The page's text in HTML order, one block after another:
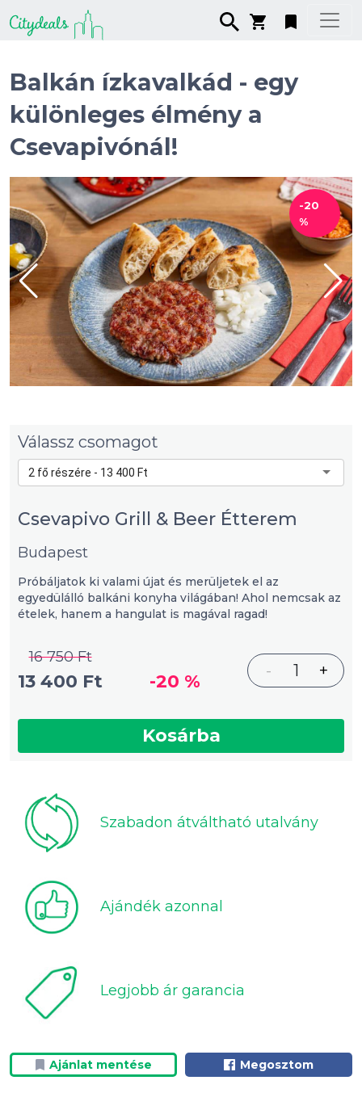
Balkán ízkavalkád - egy
különleges élmény a
Csevapivónál!
-20
%
Válassz csomagot
2 fő részére - 13 400 Ft
Csevapivo Grill & Beer Étterem
Budapest
Próbáljatok ki valami újat és merüljetek el az
egyedülálló balkáni konyha világában! Ahol nemcsak az
ételek, hanem a hangulat is magával ragad!
16 750 Ft
13 400 Ft -20 % - 1 +
Kosárba
Szabadon átváltható utalvány
Ajándék azonnal
Legjobb ár garancia
Ajánlat mentése Megosztom